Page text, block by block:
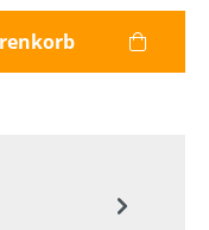
gewünschten